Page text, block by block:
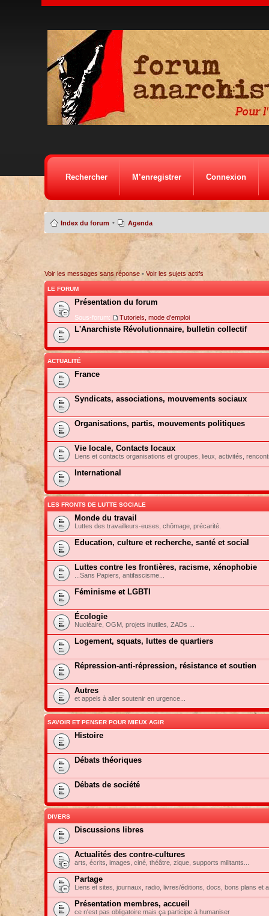
Rechercher M’enregistrer Connexion
Index du forum • Agenda
Voir les messages sans réponse• Voir les sujets actifs
LE FORUM
Présentation du forum
Sous-forum: Tutoriels, mode d'emploi
L'Anarchiste Révolutionnaire, bulletin collectif
ACTUALITÉ
France
Syndicats, associations, mouvements sociaux
Organisations, partis, mouvements politiques
Vie locale, Contacts locaux
Liens et contacts organisations et groupes, lieux, activités,
International
LES FRONTS DE LUTTE SOCIALE
Monde du travail
Luttes des travailleurs-euses, chômage, précarité.
Education, culture et recherche, santé et social
Luttes contre les frontières, racisme, xénophobie
...Sans Papiers, antifascisme...
Féminisme et LGBTI
Écologie
Nucléaire, OGM, projets inutiles, ZADs ...
Logement, squats, luttes de quartiers
Répression-anti-répression, résistance et soutien
Autres
et appels à aller soutenir en urgence...
SAVOIR ET PENSER POUR MIEUX AGIR
Histoire
Débats théoriques
Débats de société
DIVERS
Discussions libres
Actualités des contre-cultures
arts, écrits, images, ciné, théâtre, zique, supports militants...
Partage
Liens et sites, journaux, radio, livres/éditions, docs, bons plans et
Présentation membres, accueil
ce n'est pas obligatoire mais ça participe à humaniser